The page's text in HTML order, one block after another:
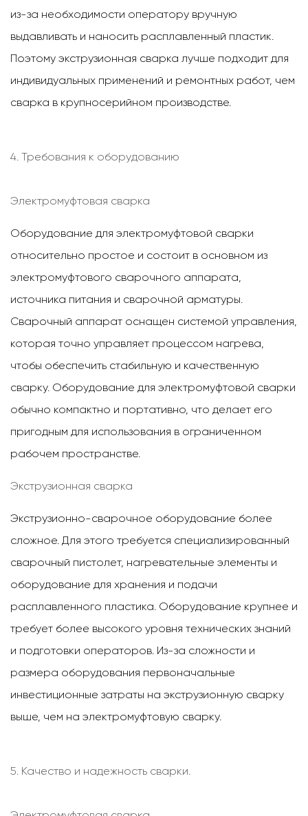
из-за необходимости оператору вручную
выдавливать и наносить расплавленный пластик.
Поэтому экструзионная сварка лучше подходит для
индивидуальных применений и ремонтных работ, чем
сварка в крупносерийном производстве.
4. Требования к оборудованию
Электромуфтовая сварка
Оборудование для электромуфтовой сварки
относительно простое и состоит в основном из
электромуфтового сварочного аппарата,
источника питания и сварочной арматуры.
Сварочный аппарат оснащен системой управления,
которая точно управляет процессом нагрева,
чтобы обеспечить стабильную и качественную
сварку. Оборудование для электромуфтовой сварки
обычно компактно и портативно, что делает его
пригодным для использования в ограниченном
рабочем пространстве.
Экструзионная сварка
Экструзионно-сварочное оборудование более
сложное. Для этого требуется специализированный
сварочный пистолет, нагревательные элементы и
оборудование для хранения и подачи
расплавленного пластика. Оборудование крупнее и
требует более высокого уровня технических знаний
и подготовки операторов. Из-за сложности и
размера оборудования первоначальные
инвестиционные затраты на экструзионную сварку
выше, чем на электромуфтовую сварку.
5. Качество и надежность сварки.